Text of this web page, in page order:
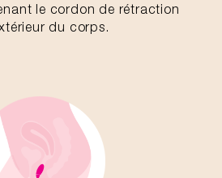
le cordon de rétraction
du corps.